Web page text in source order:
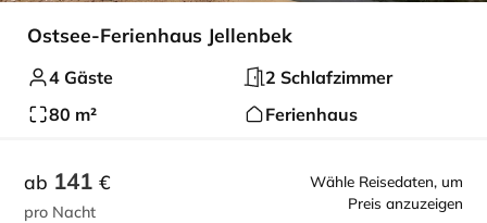
Ostsee-Ferienhaus Jellenbek
4 Gäste
2 Schlafzimmer
80 m²
Ferienhaus
Wähle Reisedaten, um
Preis anzuzeigen
ab 141 €
pro Nacht